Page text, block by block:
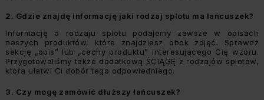
2. Gdzie znajdę informację jaki rodzaj splotu ma łańcuszek?
Informację o rodzaju splotu podajemy zawsze w opisach
naszych produktów, które znajdziesz obok zdjęć. Sprawdź
sekcję „opis” lub „cechy produktu” interesującego Cię wzoru.
Przygotowaliśmy także dodatkową ŚCIĄGĘ z rodzajów splotów,
która ułatwi Ci dobór tego odpowiedniego.
3. Czy mogę zamówić dłuższy łańcuszek?